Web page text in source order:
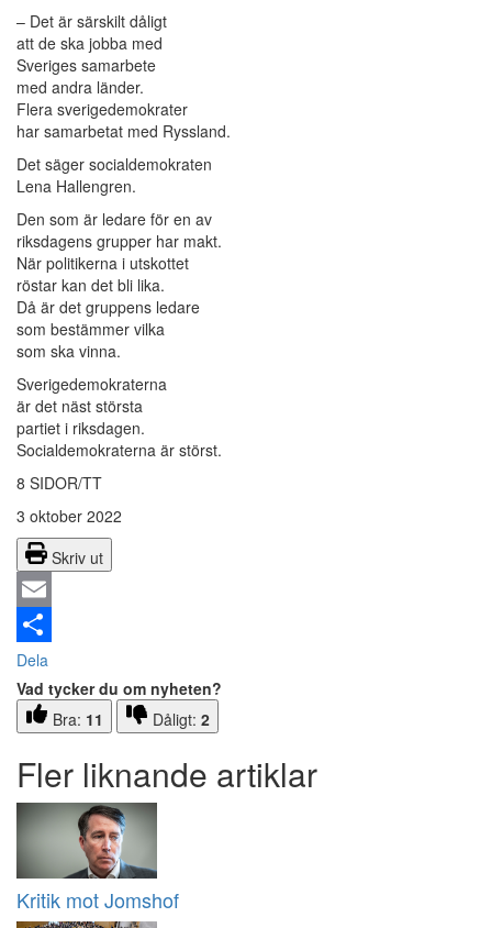
– Det är särskilt dåligt
att de ska jobba med
Sveriges samarbete
med andra länder.
Flera sverigedemokrater
har samarbetat med Ryssland.
Det säger socialdemokraten
Lena Hallengren.
Den som är ledare för en av
riksdagens grupper har makt.
När politikerna i utskottet
röstar kan det bli lika.
Då är det gruppens ledare
som bestämmer vilka
som ska vinna.
Sverigedemokraterna
är det näst största
partiet i riksdagen.
Socialdemokraterna är störst.
8 SIDOR/TT
3 oktober 2022
Skriv ut
Email
Dela
Vad tycker du om nyheten?
Bra: 11 Dåligt: 2
Fler liknande artiklar
Kritik mot Jomshof